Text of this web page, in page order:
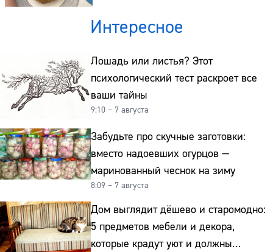
Интересное
Лошадь или листья? Этот
психологический тест раскроет все
ваши тайны
9:10 – 7 августа
Забудьте про скучные заготовки:
вместо надоевших огурцов —
маринованный чеснок на зиму
8:09 – 7 августа
Дом выглядит дёшево и старомодно:
5 предметов мебели и декора,
которые крадут уют и должны